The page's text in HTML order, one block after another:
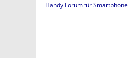
Handy Forum für